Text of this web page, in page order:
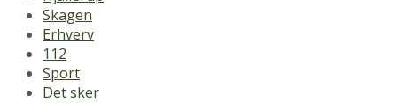
Skagen
Erhverv
112
Sport
Det sker